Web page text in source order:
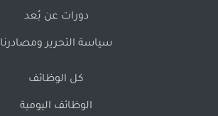
دورات عن بُعد
سياسة التحرير ومصادرنا
كل الوظائف
الوظائف اليومية